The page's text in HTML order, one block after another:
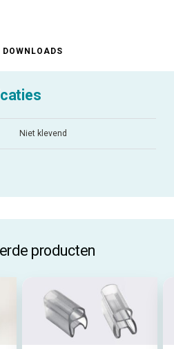
DOWNLOADS
Niet klevend
producten